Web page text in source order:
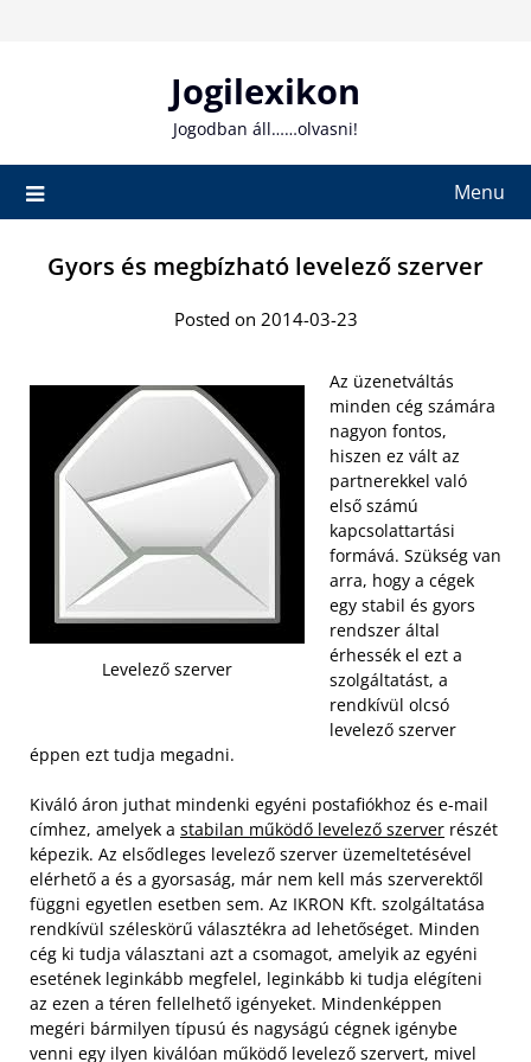
Jogilexikon
Jogodban áll……olvasni!
Menu
Gyors és megbízható levelező szerver
Posted on 2014-03-23
Levelező szerver
Az üzenetváltás
minden cég számára
nagyon fontos,
hiszen ez vált az
partnerekkel való
első számú
kapcsolattartási
formává. Szükség van
arra, hogy a cégek
egy stabil és gyors
rendszer által
érhessék el ezt a
szolgáltatást, a
rendkívül olcsó
levelező szerver
éppen ezt tudja megadni.
Kiváló áron juthat mindenki egyéni postafiókhoz és e-mail
címhez, amelyek a stabilan működő levelező szerver részét
képezik. Az elsődleges levelező szerver üzemeltetésével
elérhető a és a gyorsaság, már nem kell más szerverektől
függni egyetlen esetben sem. Az IKRON Kft. szolgáltatása
rendkívül széleskörű választékra ad lehetőséget. Minden
cég ki tudja választani azt a csomagot, amelyik az egyéni
esetének leginkább megfelel, leginkább ki tudja elégíteni
az ezen a téren fellelhető igényeket. Mindenképpen
megéri bármilyen típusú és nagyságú cégnek igénybe
venni egy ilyen kiválóan működő levelező szervert, mivel